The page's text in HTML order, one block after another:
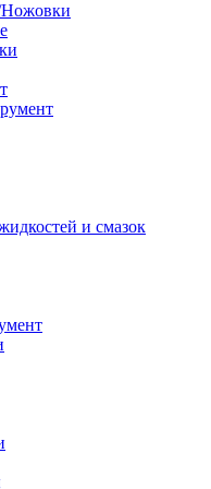
и смазок